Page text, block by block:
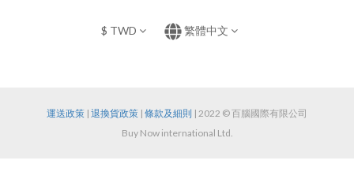
$ TWD 繁體中文
運送政策 | 退換貨政策 | 條款及細則 | 2022 © 百腦國際有限公司
Buy Now international Ltd.